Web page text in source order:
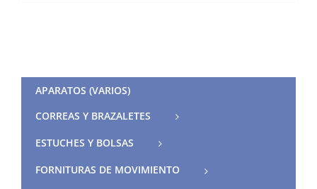
APARATOS (VARIOS)
CORREAS Y BRAZALETES
ESTUCHES Y BOLSAS
FORNITURAS DE MOVIMIENTO